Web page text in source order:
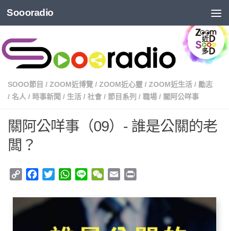
Soooradio
SOOO節目 / ZOOM近博覽 / ZOOM近心靈 / ZOOM近生活 / 勵志
/ 名人 / 時事新聞 / 生活 / 社會 / 節目系列 / 職場 / 關阿公咩事
關阿公咩事（09）- 誰是公關的老
闆？
Copy
Facebook
TwitterWhatsApp
Line WeChat
Email